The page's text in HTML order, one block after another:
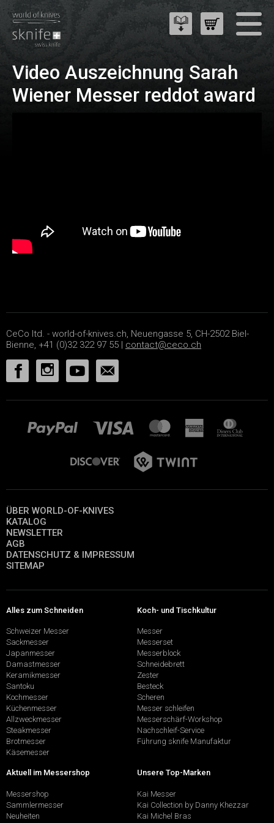
Video Auszeichnung Sarah
Wiener Messer reddot award
CeCo ltd. - world-of-knives.ch, Neuengasse 5, CH-2502 Biel-
Bienne, +41 (0)32 322 97 55 | contact@ceco.ch
ÜBER WORLD-OF-KNIVES
KATALOG
NEWSLETTER
AGB
DATENSCHUTZ & IMPRESSUM
SITEMAP
Alles zum Schneiden
Schweizer Messer
Sackmesser
Japanmesser
Damastmesser
Keramikmesser
Santoku
Kochmesser
Küchenmesser
Allzweckmesser
Steakmesser
Brotmesser
Käsemesser
Koch- und Tischkultur
Messer
Messerset
Messerblock
Schneidebrett
Zester
Besteck
Scheren
Messer schleifen
Messerschärf-Workshop
Nachschleif-Service
Führung sknife Manufaktur
Aktuell im Messershop
Messershop
Sammlermesser
Neuheiten
Unsere Top-Marken
Kai Messer
Kai Collection by Danny Khezzar
Kai Michel Bras